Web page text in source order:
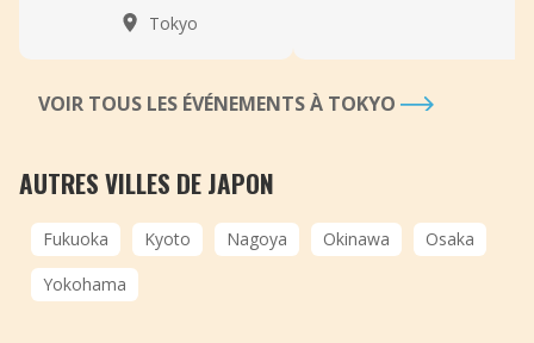
Tokyo
VOIR TOUS LES ÉVÉNEMENTS À TOKYO
AUTRES VILLES DE JAPON
Fukuoka Kyoto Nagoya Okinawa
Osaka
Yokohama